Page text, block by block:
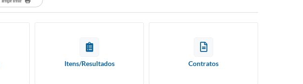
Itens/Resultados Contratos